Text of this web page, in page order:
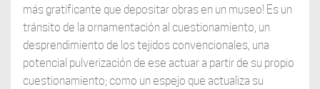
más gratificante que depositar obras en un museo! Es un
tránsito de la ornamentación al cuestionamiento, un
desprendimiento de los tejidos convencionales, una
potencial pulverización de ese actuar a partir de su propio
cuestionamiento; como un espejo que actualiza su